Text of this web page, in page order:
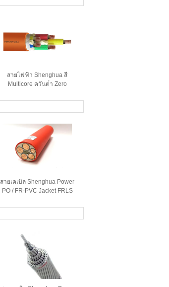
ตัวนำทองแดงหลายแกน
สายไฟฟ้า Shenghua สี
Multicore ควันต่ํา Zero
โรงพยาบาล
สายเคเบิล Shenghua Power
PO / FR-PVC Jacket FRLS
สายส่งไฟฟ้า